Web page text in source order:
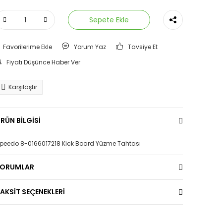
Sepete Ekle
Yorum Yaz
Tavsiye Et
Fiyatı Düşünce Haber Ver
Karşılaştır
BİLGİSİ
8-0166017218 Kick Board Yüzme Tahtası
SEÇENEKLERİ